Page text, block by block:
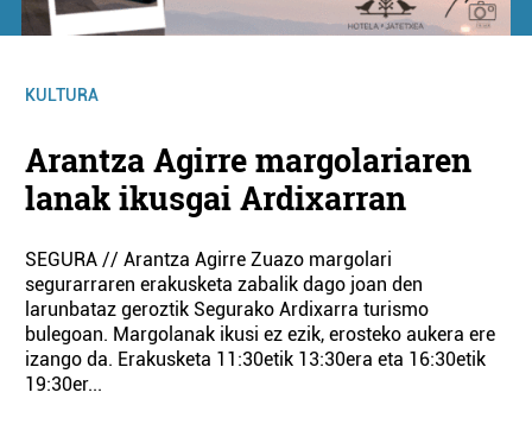
KULTURA
Arantza Agirre margolariaren
lanak ikusgai Ardixarran
SEGURA // Arantza Agirre Zuazo margolari
segurarraren erakusketa zabalik dago joan den
larunbataz geroztik Segurako Ardixarra turismo
bulegoan. Margolanak ikusi ez ezik, erosteko aukera ere
izango da. Erakusketa 11:30etik 13:30era eta 16:30etik
19:30er...